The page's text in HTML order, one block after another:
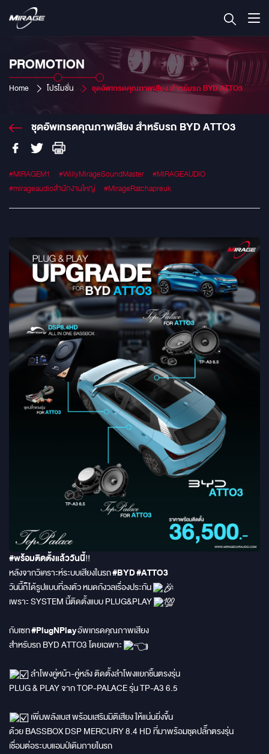
PROMOTION
Home โปรโมชั่น ชุดอัพเกรดคุณภาพเสียง สำหรับรถ BYD ATTO3
ชุดอัพเกรดคุณภาพเสียง สำหรับรถ BYD ATTO3
#MIRAGEM1 #WillyMirageSoundMaster
#MIRAGEAUDIO
#mirageaudioสำนักงานใหญ่
#MirageRatchapreuk
#พร้อมติดตั้งแล้ววันนี้!!
หลังจากวิเคราะห์ระบบเสียงในรถ#BYD#ATTO3
วันนี้ก็ได้รูปแบบที่ลงตัว หมดกังวลเรื่องประกัน
เพราะ SYSTEM นี้ติดตั้งแบบ PLUG&PLAY
กับเซท#PlugNPlayอัพเกรดคุณภาพเสียง
สำหรับรถ BYD ATTO3 โดยเฉพาะ
ลำโพงคู่หน้า-คู่หลัง ติดตั้งลำโพงแยกชิ้นตรงรุ่น
PLUG & PLAY จาก TOP-PALACE รุ่น TP-A3 6.5
เพิ่มพลังเบส พร้อมเสริมมิติเสียง ให้แน่นยิ่งขึ้น
ด้วย BASSBOX DSP MERCURY 8.4 HD ที่มาพร้อมชุดปลั๊กตรงรุ่น
เชื่อมต่อระบบแอมป์เดิมภายในรถ